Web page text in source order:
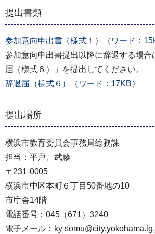
提出書類
参加意向申出書（様式１）（ワード：
参加意向申出書提出以降に辞退する場合
届（様式６）」を提出してください。
辞退届（様式６）（ワード：17KB）
提出場所
横浜市教育委員会事務局総務課
担当：平戸、武藤
〒231-0005
横浜市中区本町６丁目50番地の10
市庁舎14階
電話番号：045（671）3240
電子メール：ky-